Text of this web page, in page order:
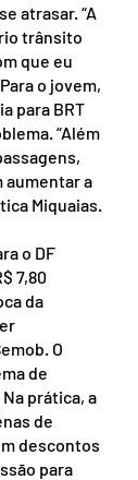
atrasar. “A
trânsito
que eu
o jovem,
para BRT
“Além
aumentar a
Miquaias.
o DF
7,80
da
O
de
prática, a
de
descontos
para